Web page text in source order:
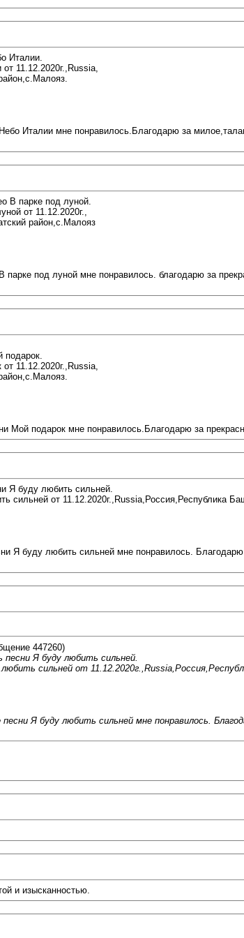
Италии.
11.12.2020г.,Russia,
Италии мне понравилось.Благодарю за
В парке под луной.
от 11.12.2020г.,
район,с.Малояз
под луной мне понравилось. благодарю за
подарок.
11.12.2020г.,Russia,
Мой подарок мне понравилось.Благодарю за
Я буду любить сильней.
сильней от 11.12.2020г.,Russia,Россия,Республика
Я буду любить сильней мне понравилось.
447260)
песни Я буду любить сильней.
сильней от
Я буду любить сильней мне понравилось.
и изысканностью.